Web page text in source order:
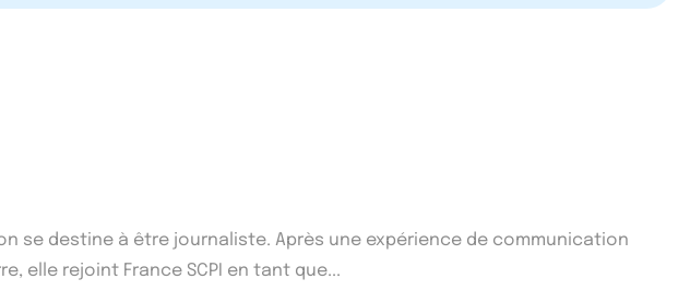
se destine à être journaliste. Après une expérience de communication
elle rejoint France SCPI en tant que...